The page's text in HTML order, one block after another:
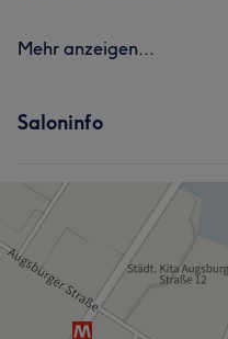
Mehr anzeigen...
Saloninfo